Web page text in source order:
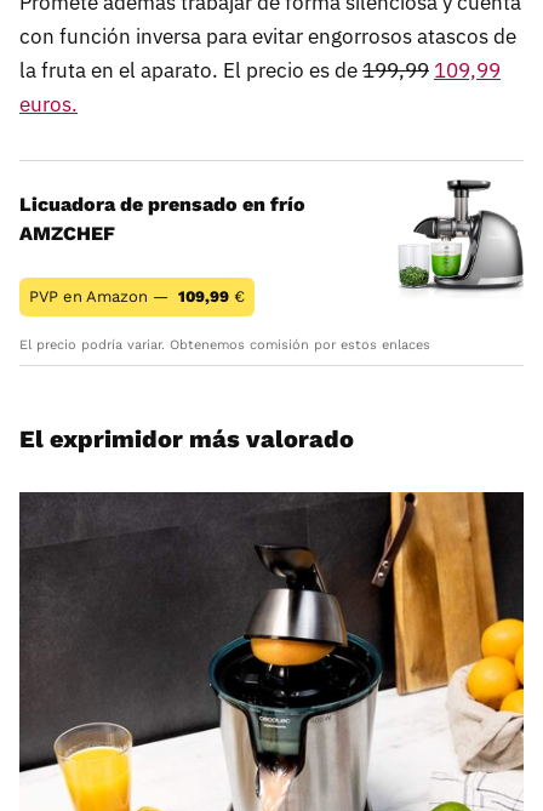
con función inversa para evitar engorrosos atascos de
la fruta en el aparato. El precio es de199,99 109,99
euros.
Licuadora de prensado en frío
AMZCHEF
PVP en Amazon — 109,99 €
El precio podría variar. Obtenemos comisión por estos enlaces
El exprimidor más valorado